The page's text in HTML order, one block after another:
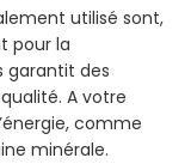
utilisé sont,
pour la
garantit des
qualité. A votre
comme
minérale.